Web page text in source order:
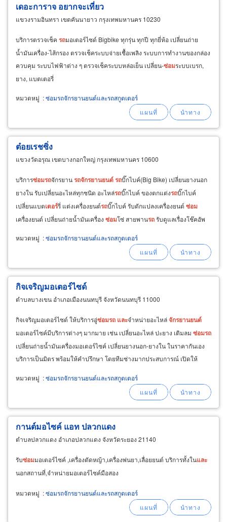
เดอะการาจ อยากจะเที่ยว
แขวงรามอินทรา เขตคันนายาว กรุงเทพมหานคร 10230
บริการตรวจเช็ค รถมอเตอร์ไซด์ Bigbike ทุกรุ่น ทุกปี ทุกยี่ห้อ เปลี่ยนถ่าย
น้ำมันเครื่อง-ไส้กรอง ตรวจเช็คระบบจ่ายเชื้อเพลิง ระบบการทำงานของกล่อง
ควบคุม ระบบไฟฟ้าต่าง ๆ ตรวจเช็คระบบหล่อเย็น เปลี่ยน-ซ่อมระบบเบรก,
ยาง, แบตเตอรี่
หมวดหมู่ :ซ่อมรถจักรยานยนต์และรถสกูตเตอร์
ต๋อยเรชซิ่ง
แขวงวัดอรุณ เขตบางกอกใหญ่ กรุงเทพมหานคร 10600
บริการซ่อมรถจักรยานรถจักรยานยนต์รถบิ๊กไบค์(Big Bike) เปลี่ยนยางนอก
ยางใน รับเปลี่ยนอะไหล่ทุกชนิด อะไหล่รถบิ๊กไบค์ ของตกแต่งรถบิ๊กไบค์
เปลี่ยนแบตเตอร์รี่ แต่งเครื่องยนต์รถบิ๊กไบค์ รับดักแปลงเครื่องยนต์ซ่อม
เครื่องยนต์ เปลี่ยนถ่ายน้ำมันเครื่อง ซ่อมโซ่ สายพานรถ รับดูแลเรื่องโช๊คอัพ
หมวดหมู่ :ซ่อมรถจักรยานยนต์และรถสกูตเตอร์
กิจเจริญมอเตอร์ไซด์
ตำบลบางเขน อำเภอเมืองนนทบุรี จังหวัดนนทบุรี 11000
กิจเจริญมอเตอร์ไซด์ ให้บริการอู่ซ่อมรถ และจำหน่ายอะไหล่จักรยานยนต์
มอเตอร์ไซค์มีบริการต่างๆ มากมาย เช่น เปลี่ยนอะไหล่ ปะยาง เติมลม ซ่อมรถ
เปลี่ยนถ่ายน้ำมันเครื่องมอเตอร์ไซค์ เปลี่ยนยางนอก-ยางใน ในราคากันเอง
บริการเป็นมิตร พร้อมให้คำปรึกษา โดยทีมช่างมากประสบการณ์ เปิดให้
หมวดหมู่ :ซ่อมรถจักรยานยนต์และรถสกูตเตอร์
กานต์มอไซค์ แอท ปลวกแดง
ตำบลปลวกแดง อำเภอปลวกแดง จังหวัดระยอง 21140
รับซ่อมมอเตอร์ไซค์ ,เครื่องตัดหญ้า,เครื่องพ่นยา,เลื่อยยนต์ บริการทั้งในและ
นอกสถานที่,จำหน่ายมอเตอร์ไซค์มือสอง
หมวดหมู่ :ซ่อมรถจักรยานยนต์และรถสกูตเตอร์